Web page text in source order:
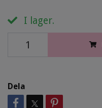
I lager.
Dela